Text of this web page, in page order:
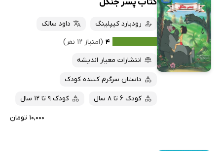
رودیارد کیپلینگ
داود سالک
۴ (امتیاز ۱۲ نفر)
انتشارات معیار اندیشه
داستان سرگرم کننده کودک
کودک 6 تا 8 سال کودک 9 تا 12 سال
۱۰,۰۰۰ تومان